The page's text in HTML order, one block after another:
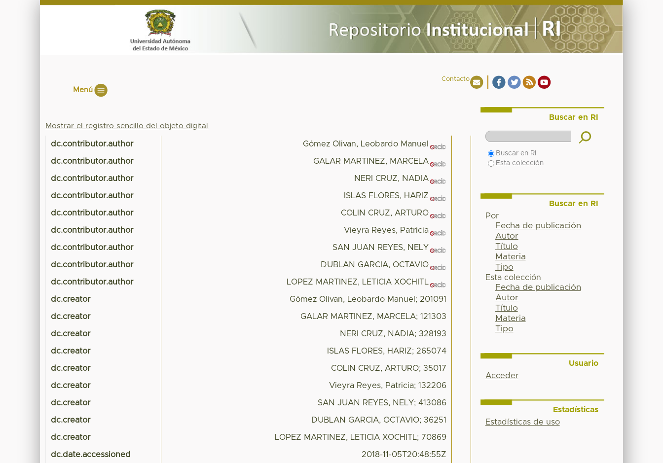
Contacto
Menú
Mostrar el registro sencillo del objeto digital
dc.contributor.author Gómez Olivan, Leobardo Manuel
dc.contributor.author GALAR MARTINEZ, MARCELA
dc.contributor.author NERI CRUZ, NADIA
dc.contributor.author ISLAS FLORES, HARIZ
dc.contributor.author COLIN CRUZ, ARTURO
dc.contributor.author Vieyra Reyes, Patricia
dc.contributor.author SAN JUAN REYES, NELY
dc.contributor.author DUBLAN GARCIA, OCTAVIO
dc.contributor.author LOPEZ MARTINEZ, LETICIA XOCHITL
dc.creator Gómez Olivan, Leobardo Manuel; 201091
dc.creator GALAR MARTINEZ, MARCELA; 121303
dc.creator NERI CRUZ, NADIA; 328193
dc.creator ISLAS FLORES, HARIZ; 265074
dc.creator COLIN CRUZ, ARTURO; 35017
dc.creator Vieyra Reyes, Patricia; 132206
dc.creator SAN JUAN REYES, NELY; 413086
dc.creator DUBLAN GARCIA, OCTAVIO; 36251
dc.creator LOPEZ MARTINEZ, LETICIA XOCHITL; 70869
dc.date.accessioned 2018-11-05T20:48:55Z
Buscar en RI
Buscar en RI
Esta colección
Buscar en RI
Por
Fecha de publicación
Autor
Título
Materia
Tipo
Esta colección
Fecha de publicación
Autor
Título
Materia
Tipo
Usuario
Acceder
Estadísticas
Estadísticas de uso